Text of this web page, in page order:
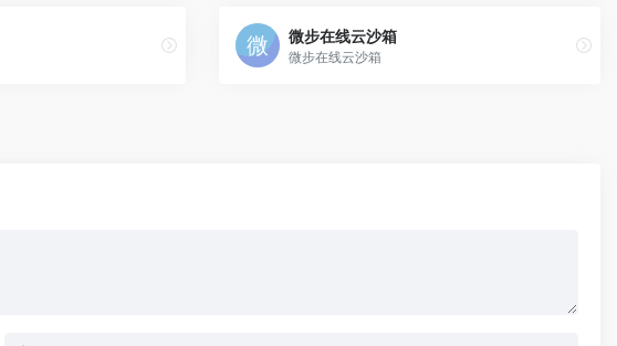
微步在线云沙箱
微步在线云沙箱